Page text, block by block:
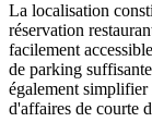
La localisation
réservation
facilement
de parking
également
d'affaires de courte